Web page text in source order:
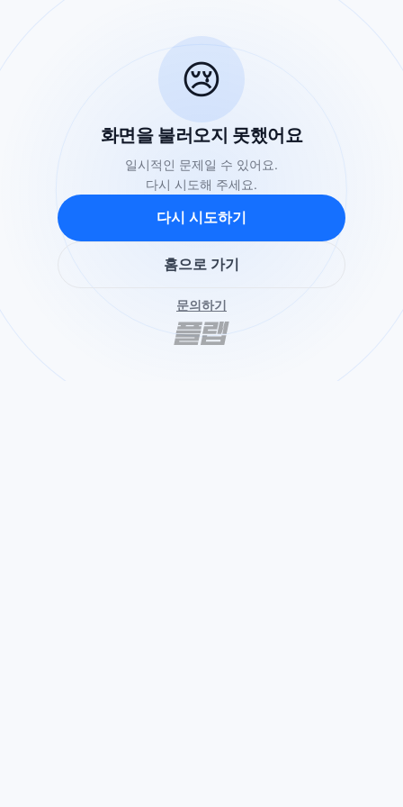
😢
화면을 불러오지 못했어요
일시적인 문제일 수 있어요.
다시 시도해 주세요.
다시 시도하기
홈으로 가기
문의하기